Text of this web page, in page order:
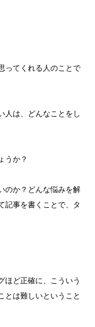
ってくれる人のことで
人は、どんなことをし
うか？
のか？どんな悩みを解
記事を書くことで、タ
ほど正確に、こういう
とは難しいということ